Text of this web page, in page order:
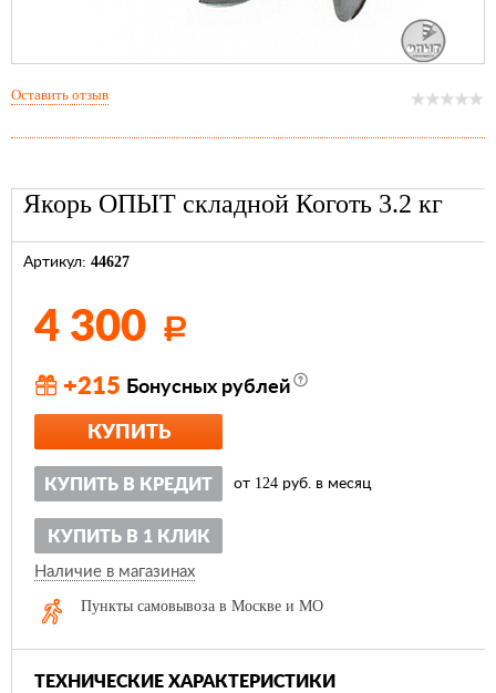
Якорь ОПЫТ складной Коготь 3.2 кг
Артикул: 44627
4 300 Р
+215 Бонусных рублей
КУПИТЬ
КУПИТЬ В КРЕДИТ от 124 руб. в месяц
КУПИТЬ В 1 КЛИК
Наличие в магазинах
Пункты самовывоза в Москве и МО
ТЕХНИЧЕСКИЕ ХАРАКТЕРИСТИКИ
Оставить отзыв